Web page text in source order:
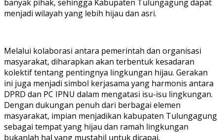
banyak pihak, sehingga Kabupaten Tulungagung dapat
menjadi wilayah yang lebih hijau dan asri.
Melalui kolaborasi antara pemerintah dan organisasi
masyarakat, diharapkan akan terbentuk kesadaran
kolektif tentang pentingnya lingkungan hijau. Gerakan
ini juga menjadi simbol kerjasama yang harmonis antara
DPRD dan PC IPNU dalam mengatasi isu-isu lingkungan.
Dengan dukungan penuh dari berbagai elemen
masyarakat, impian menjadikan kabupaten Tulungagung
sebagai tempat yang hijau dan ramah lingkungan
bukanlah hal yang mustahil untuk dicapai.